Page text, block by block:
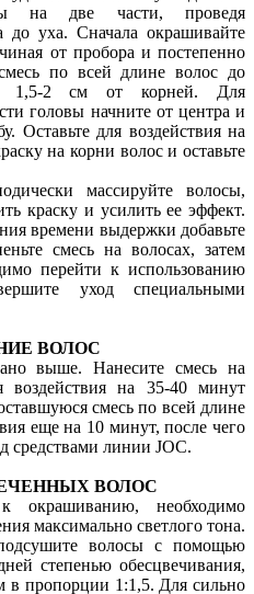
на две части, проведя
уха. Сначала окрашивайте
от пробора и постепенно
по всей длине волос до
1,5-2 см от корней. Для
головы начните от центра и
Оставьте для воздействия на
на корни волос и оставьте
массируйте волосы,
краску и усилить ее эффект.
времени выдержки добавьте
смесь на волосах, затем
перейти к использованию
уход специальными
ВОЛОС
выше. Нанесите смесь на
воздействия на 35-40 минут
смесь по всей длине
еще на 10 минут, после чего
средствами линии JOC.
ВОЛОС
окрашиванию, необходимо
максимально светлого тона.
волосы с помощью
степенью обесцвечивания,
в пропорции 1:1,5. Для сильно